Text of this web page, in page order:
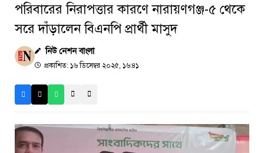
পরিবারের নিরাপত্তার কারণে নারায়ণগঞ্জ-৫ থেকে
সরে দাঁড়ালেন বিএনপি প্রার্থী মাসুদ
নিউ নেশন বাংলা
প্রকাশিত: ১৬ ডিসেম্বর ২০২৫, ১৬:৪১